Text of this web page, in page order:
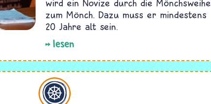
wird ein Novize durch die Mönchsweihe
zum Mönch. Dazu muss er mindestens
20 Jahre alt sein.
lesen